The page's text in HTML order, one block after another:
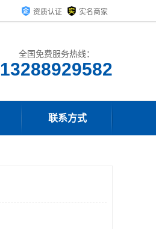
资质认证 实名商家
全国免费服务热线：
13288929582
联系方式